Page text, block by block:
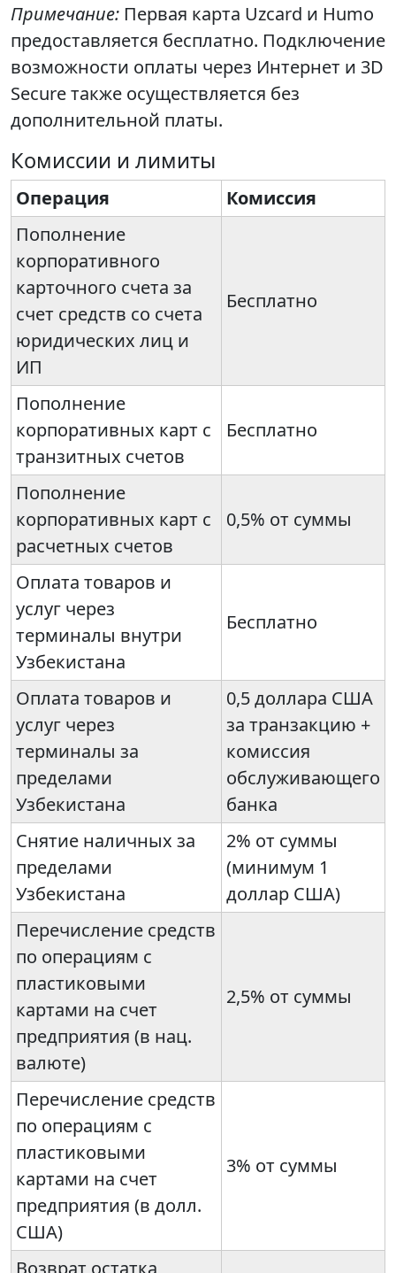
Примечание: Первая карта Uzcard и Humo
предоставляется бесплатно. Подключение
возможности оплаты через Интернет и 3D
Secure также осуществляется без
дополнительной платы.
Комиссии и лимиты
Операция
Комиссия
Пополнение
корпоративного
карточного счета за
счет средств со счета
юридических лиц и
ИП
Бесплатно
Пополнение
корпоративных карт с
транзитных счетов
Бесплатно
Пополнение
корпоративных карт с
расчетных счетов
0,5% от суммы
Оплата товаров и
услуг через
терминалы внутри
Узбекистана
Бесплатно
Оплата товаров и
услуг через
терминалы за
пределами
Узбекистана
0,5 доллара США
за транзакцию +
комиссия
обслуживающего
банка
Снятие наличных за
пределами
Узбекистана
2% от суммы
(минимум 1
доллар США)
Перечисление средств
по операциям с
пластиковыми
картами на счет
предприятия (в нац.
валюте)
2,5% от суммы
Перечисление средств
по операциям с
пластиковыми
картами на счет
предприятия (в долл.
США)
3% от суммы
Возврат остатка